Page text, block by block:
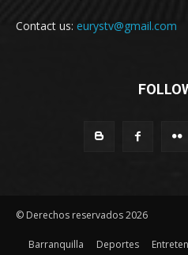
Contact us: eurystv@gmail.com
© Derechos reservados 2026
Barranquilla Deportes